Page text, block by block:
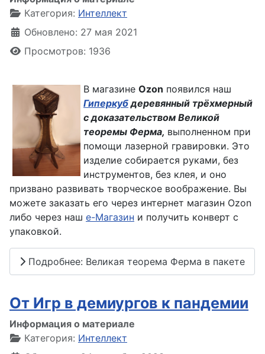
Категория: Интеллект
Обновлено: 27 мая 2021
Просмотров: 1936
В магазине Ozon появился наш
Гиперкубдеревянный трёхмерный
с доказательством Великой
теоремы Ферма, выполненном при
помощи лазерной гравировки. Это
изделие собирается руками, без
инструментов, без клея, и оно
призвано развивать творческое воображение. Вы
можете заказать его через интернет магазин Ozon
либо через наш е-Магазин и получить конверт с
упаковкой.
Подробнее: Великая теорема Ферма в пакете
От Игр в демиургов к пандемии
Информация о материале
Категория: Интеллект